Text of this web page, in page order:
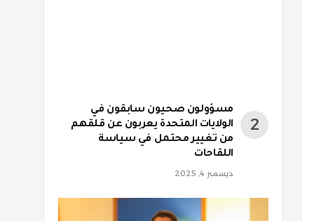
مسؤولون صحيون سابقون في
الولايات المتحدة يعربون عن قلقهم
من تغيير محتمل في سياسة
اللقاحات
ديسمبر 4, 2025